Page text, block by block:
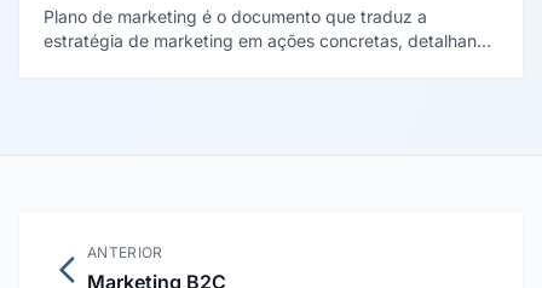
Plano de marketing é o documento que traduz a
estratégia de marketing em ações concretas, detalhando
ANTERIOR
Marketing B2C